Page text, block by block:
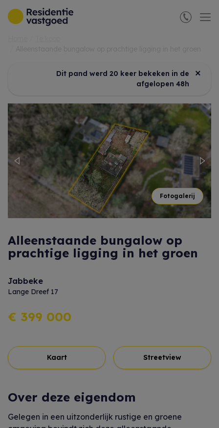
Menu overslaan en naar de inhoud gaan
Dit pand werd 20 keer bekeken in de
afgelopen 48h
×
Previous
Fotogalerij
Alleenstaande bungalow op
prachtige ligging in het groen
Jabbeke
Lange Dreef 17
€ 399 000
Kaart Streetview
Over deze eigendom
Gelegen in een uitzonderlijk rustige en groene